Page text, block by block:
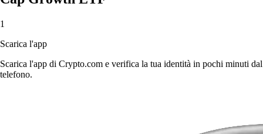
1
Scarica l'app
Scarica l'app di Crypto.com e verifica la tua identità in pochi minuti dal
telefono.